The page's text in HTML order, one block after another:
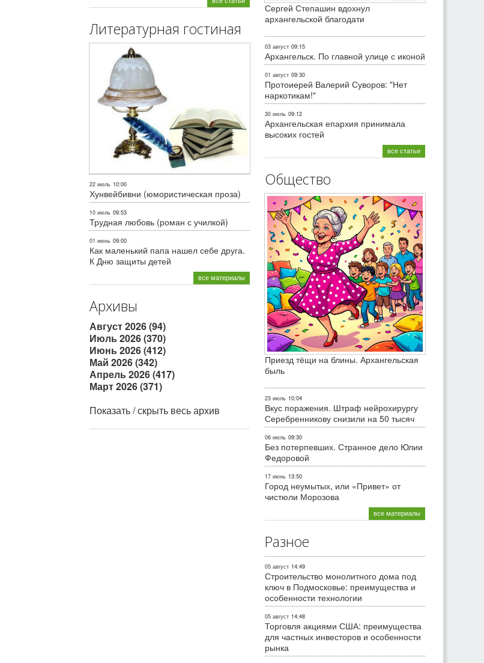
Литературная гостиная
22 июль 10:00
Хунвейбивни (юмористическая проза)
10 июль 09:53
Трудная любовь (роман с училкой)
01 июнь 09:00
Как маленький папа нашел себе друга.
К Дню защиты детей
все материалы
Архивы
Август 2026 (94)
Июль 2026 (370)
Июнь 2026 (412)
Май 2026 (342)
Апрель 2026 (417)
Март 2026 (371)
Показать / скрыть весь архив
Сергей Степашин вдохнул
архангельской благодати
03 август 09:15
Архангельск. По главной улице с иконой
01 август 09:30
Протоиерей Валерий Суворов: "Нет
наркотикам!"
30 июль 09:12
Архангельская епархия принимала
высоких гостей
все статьи
Общество
Приезд тёщи на блины. Архангельская
быль
23 июль 10:04
Вкус поражения. Штраф нейрохирургу
Серебренникову снизили на 50 тысяч
06 июль 09:30
Без потерпевших. Странное дело Юлии
Федоровой
17 июнь 13:50
Город неумытых, или «Привет» от
чистюли Морозова
все материалы
Разное
05 август 14:49
Строительство монолитного дома под
ключ в Подмосковье: преимущества и
особенности технологии
05 август 14:48
Торговля акциями США: преимущества
для частных инвесторов и особенности
рынка